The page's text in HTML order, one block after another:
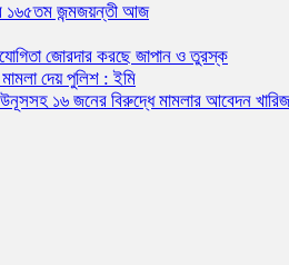
১৬৫তম জন্মজয়ন্তী আজ
জোরদার করছে জাপান ও তুরস্ক
মামলা দেয় পুলিশ : ইমি
১৬ জনের বিরুদ্ধে মামলার আবেদন খারিজ